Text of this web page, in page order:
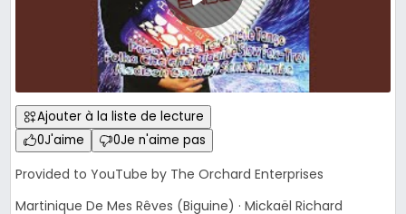
Ajouter à la liste de lecture
0J'aime 0Je n'aime pas
Provided to YouTube by The Orchard Enterprises
Martinique De Mes Rêves (Biguine) · Mickaël Richard